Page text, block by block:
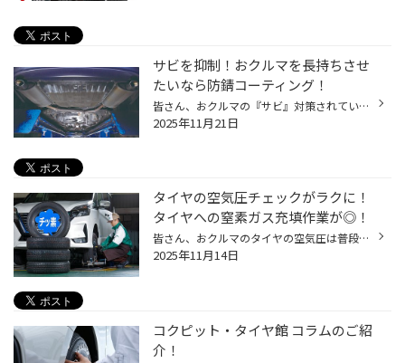
サビを抑制！おクルマを長持ちさせ
たいなら防錆コーティング！
皆さん、おクルマの『サビ』対策されていますか？ 安心して、おクルマをより良い状態で、より長く使っていただくために、 今回は、おクルマの下回りのサビを抑制する防錆コーティングのご紹介です。 冬時期は特におクルマの下回りのサビ予防が大切です！ おクルマの下回りは、金属類がむき出しにな...
2025年11月21日
タイヤの空気圧チェックがラクに！
タイヤへの窒素ガス充填作業が◎！
皆さん、おクルマのタイヤの空気圧は普段気にされていますか？ タイヤの空気圧は、おクルマの性能やタイヤの寿命にも関わるとても重要なものですが、 今回は、タイヤの空気圧チェックの手間を軽減することができる、 窒素ガス充填に関してご紹介いたします！ 窒素ガスを充填すれば、タイヤの空気圧...
2025年11月14日
コクピット・タイヤ館 コラムのご紹
介！